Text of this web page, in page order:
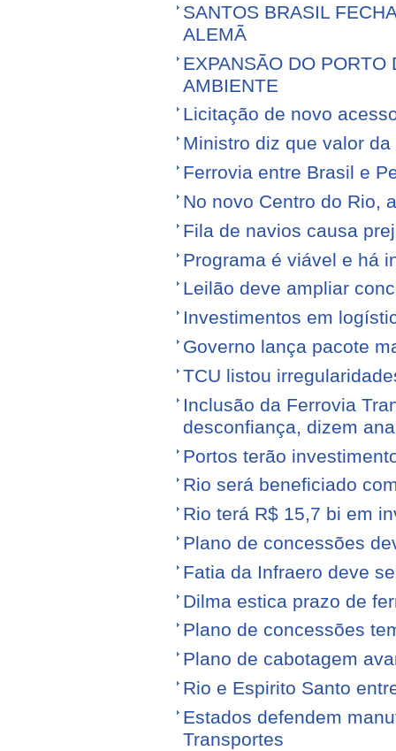
SANTOS BRASIL
ALEMÃ
EXPANSÃO DO PORTO
AMBIENTE
Licitação de novo
Ministro diz que valor
Ferrovia entre Brasil e
No novo Centro do Rio,
Fila de navios causa
Programa é viável e há
Leilão deve ampliar
Investimentos em
Governo lança pacote
TCU listou
Inclusão da Ferrovia
desconfiança, dizem
Portos terão
Rio será beneficiado
Rio terá R$ 15,7 bi em
Plano de concessões
Fatia da Infraero deve
Dilma estica prazo de
Plano de concessões
Plano de cabotagem
Rio e Espirito Santo
Estados defendem
Transportes